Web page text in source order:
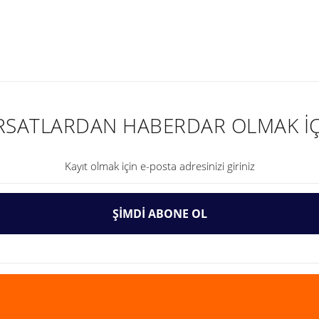
Gönder
HABERDAR OLMAK
ŞİMDİ ABONE OL